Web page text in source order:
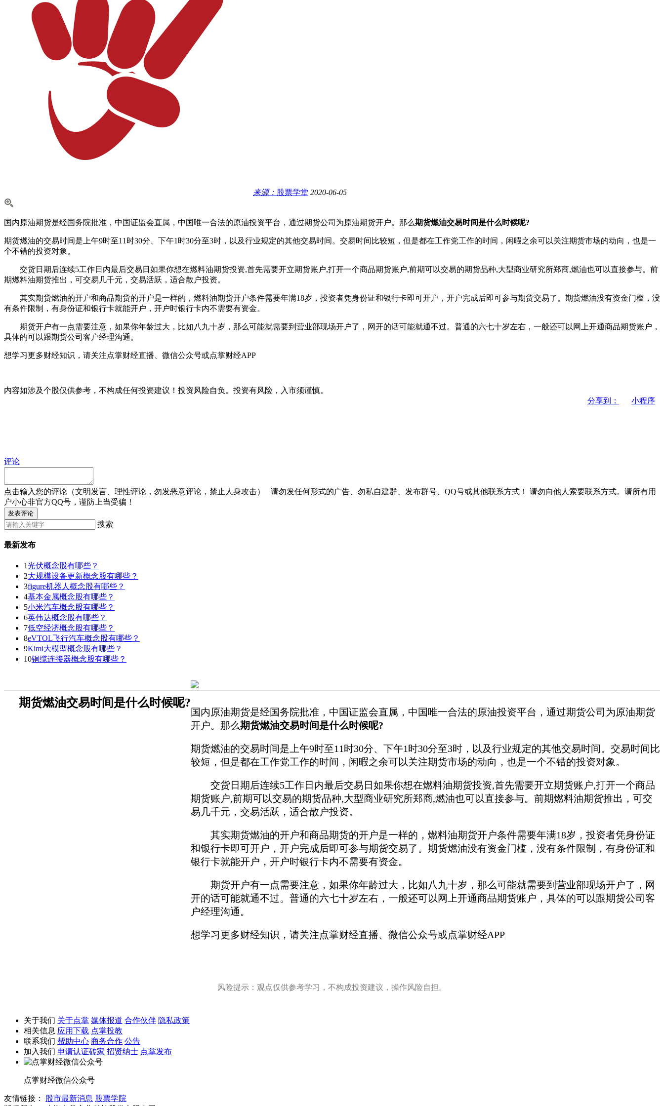
来源： 股票学堂 2020-06-05
国内原油期货是经国务院批准，中国证监会直属，中国唯一合法的原油投资平台，通过期货公司为原油期货开户。那么期货燃油交易时间是什么时候呢?
期货燃油的交易时间是上午9时至11时30分、下午1时30分至3时，以及行业规定的其他交易时间。交易时间比较短，但是都在工作党工作的时间，闲暇之余可以关注期货市场的动向，也是一
个不错的投资对象。
交货日期后连续5工作日内最后交易日如果你想在燃料油期货投资,首先需要开立期货账户,打开一个商品期货账户,前期可以交易的期货品种,大型商业研究所郑商,燃油也可以直接参与。前
期燃料油期货推出，可交易几千元，交易活跃，适合散户投资。
其实期货燃油的开户和商品期货的开户是一样的，燃料油期货开户条件需要年满18岁，投资者凭身份证和银行卡即可开户，开户完成后即可参与期货交易了。期货燃油没有资金门槛，没
有条件限制，有身份证和银行卡就能开户，开户时银行卡内不需要有资金。
期货开户有一点需要注意，如果你年龄过大，比如八九十岁，那么可能就需要到营业部现场开户了，网开的话可能就通不过。普通的六七十岁左右，一般还可以网上开通商品期货账户，
具体的可以跟期货公司客户经理沟通。
想学习更多财经知识，请关注点掌财经直播、微信公众号或点掌财经APP
内容如涉及个股仅供参考，不构成任何投资建议！投资风险自负。投资有风险，入市须谨慎。
分享到：
小程序
评论
点击输入您的评论（文明发言、理性评论，勿发恶意评论，禁止人身攻击） 请勿发任何形式的广告、勿私自建群、发布群号、QQ号或其他联系方式！
请勿向他人索要联系方式。请所有用
户小心非官方QQ号，谨防上当受骗！
发表评论
搜索
最新发布
1光伏概念股有哪些？
2大规模设备更新概念股有哪些？
3figure机器人概念股有哪些？
4基本金属概念股有哪些？
5小米汽车概念股有哪些？
6英伟达概念股有哪些？
7低空经济概念股有哪些？
8eVTOL飞行汽车概念股有哪些？
9Kimi大模型概念股有哪些？
10铜缆连接器概念股有哪些？
期货燃油交易时间是什么时候呢?
国内原油期货是经国务院批准，中国证监会直属，中国唯一合法的原油投资平台，通过期货公司为原油期货
开户。那么期货燃油交易时间是什么时候呢?
期货燃油的交易时间是上午9时至11时30分、下午1时30分至3时，以及行业规定的其他交易时间。交易时间比
较短，但是都在工作党工作的时间，闲暇之余可以关注期货市场的动向，也是一个不错的投资对象。
交货日期后连续5工作日内最后交易日如果你想在燃料油期货投资,首先需要开立期货账户,打开一个商品
期货账户,前期可以交易的期货品种,大型商业研究所郑商,燃油也可以直接参与。前期燃料油期货推出，可交
易几千元，交易活跃，适合散户投资。
其实期货燃油的开户和商品期货的开户是一样的，燃料油期货开户条件需要年满18岁，投资者凭身份证
和银行卡即可开户，开户完成后即可参与期货交易了。期货燃油没有资金门槛，没有条件限制，有身份证和
银行卡就能开户，开户时银行卡内不需要有资金。
期货开户有一点需要注意，如果你年龄过大，比如八九十岁，那么可能就需要到营业部现场开户了，网
开的话可能就通不过。普通的六七十岁左右，一般还可以网上开通商品期货账户，具体的可以跟期货公司客
户经理沟通。
想学习更多财经知识，请关注点掌财经直播、微信公众号或点掌财经APP
风险提示：观点仅供参考学习，不构成投资建议，操作风险自担。
关于我们 关于点掌 媒体报道 合作伙伴 隐私政策
相关信息 应用下载 点掌投教
联系我们 帮助中心 商务合作 公告
加入我们 申请认证砖家 招贤纳士 点掌发布
点掌财经微信公众号
友情链接： 股市最新消息 股票学院